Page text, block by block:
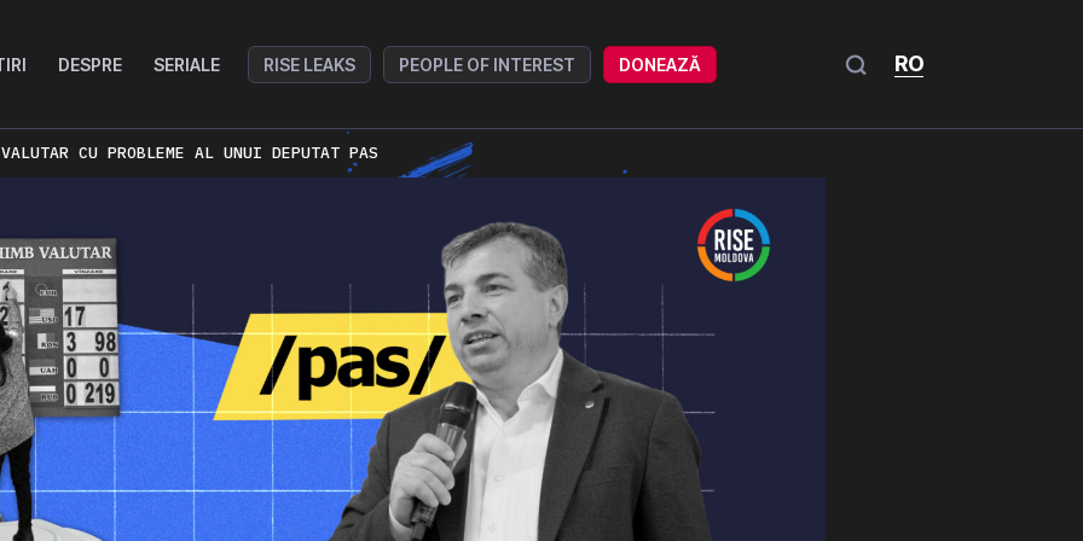
RO
DESPRE SERIALE RISE LEAKS PEOPLE OF INTEREST DONEAZĂ
CU PROBLEME AL UNUI DEPUTAT PAS